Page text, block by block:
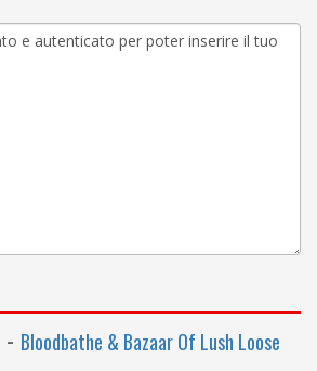
- Bloodbathe & Bazaar Of Lush Loose